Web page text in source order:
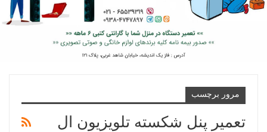
مرور برچسب
تعمیر پنل شکسته تلویزیون ال